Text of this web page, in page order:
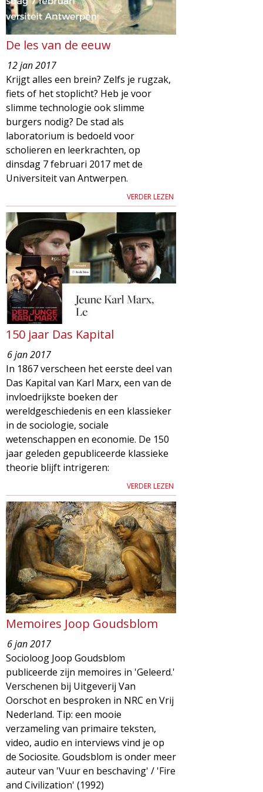
De les van de eeuw
12 jan 2017
Krijgt alles een brein? Zelfs je rugzak,
fiets of het stoplicht? Heb je voor
slimme technologie ook slimme
burgers nodig? De stad als
laboratorium is bedoeld voor
scholieren en leerkrachten, op
dinsdag 7 februari 2017 met de
Universiteit van Antwerpen.
VERDER LEZEN
150 jaar Das Kapital
6 jan 2017
In 1867 verscheen het eerste deel van
Das Kapital van Karl Marx, een van de
invloedrijkste boeken der
wereldgeschiedenis en een klassieker
in de sociologie, sociale
wetenschappen en economie. De 150
jaar geleden gepubliceerde klassieke
theorie blijft intrigeren:
VERDER LEZEN
Memoires Joop Goudsblom
6 jan 2017
Socioloog Joop Goudsblom
publiceerde zijn memoires in 'Geleerd.'
Verschenen bij Uitgeverij Van
Oorschot en besproken in NRC en Vrij
Nederland. Tip: een mooie
verzameling van primaire teksten,
video, audio en interviews vind je op
de Sociosite. Goudsblom is onder meer
auteur van 'Vuur en beschaving' / 'Fire
and Civilization' (1992)